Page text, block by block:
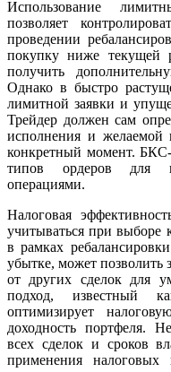
Использование
позволяет
проведении
покупку ниже текущей
получить
Однако в быстро
лимитной заявки и
Трейдер должен сам
исполнения и
конкретный момент.
типов ордеров для
операциями.
Налоговая
учитываться при выборе
в рамках
убытке, может позволить
от других сделок для
подход, известный
оптимизирует
доходность портфеля.
всех сделок и сроков
применения